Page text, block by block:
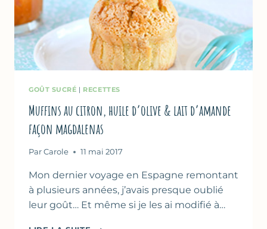
GOÛT SUCRÉ | RECETTES
Muffins au citron, huile d’olive & lait d’amande
façon magdalenas
Par Carole 11 mai 2017
Mon dernier voyage en Espagne remontant
à plusieurs années, j’avais presque oublié
leur goût… Et même si je les ai modifié à…
MUFFINS